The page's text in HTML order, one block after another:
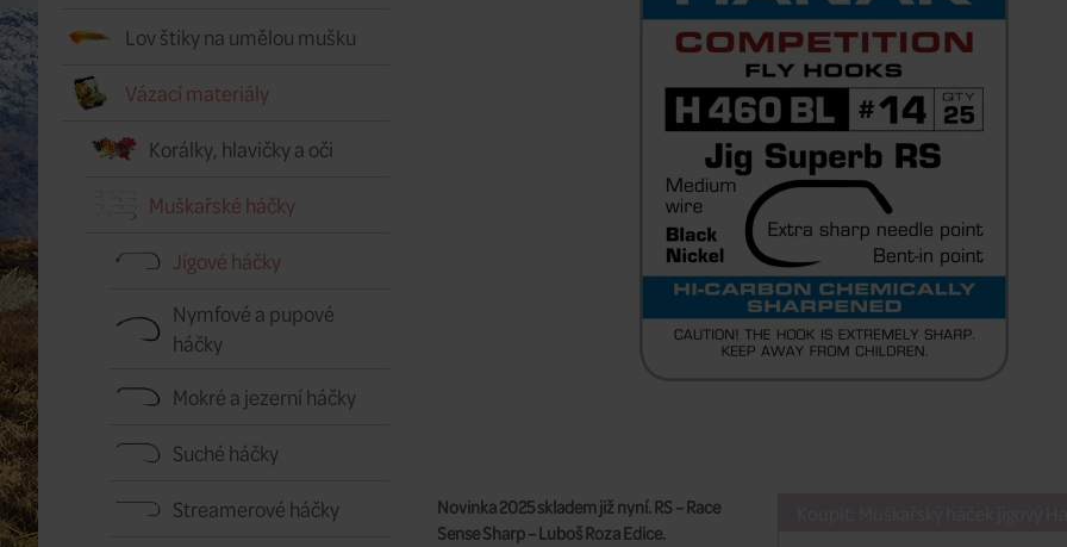
Lov štiky na umělou mušku
Vázací materiály
Korálky, hlavičky a oči
Muškařské háčky
Jigové háčky
Nymfové a pupové
háčky
Mokré a jezerní háčky
Suché háčky
Streamerové háčky
Novinka 2025 skladem již nyní. RS – Race
Sense Sharp – Luboš Roza Edice.